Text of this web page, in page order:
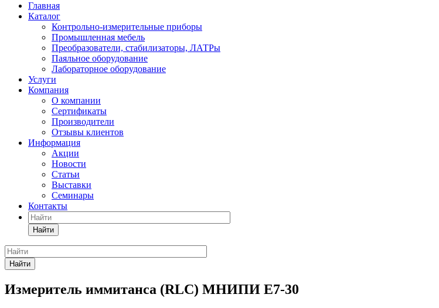
Главная
Каталог
Контрольно-измерительные приборы
Промышленная мебель
Преобразователи, стабилизаторы, ЛАТРы
Паяльное оборудование
Лабораторное оборудование
Услуги
Компания
О компании
Сертификаты
Производители
Отзывы клиентов
Информация
Акции
Новости
Статьи
Выставки
Семинары
Контакты
Найти
Найти
Измеритель иммитанса (RLC) МНИПИ Е7-30